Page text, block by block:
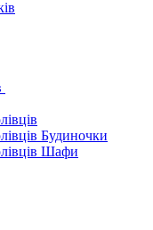
Будиночки
Шафи